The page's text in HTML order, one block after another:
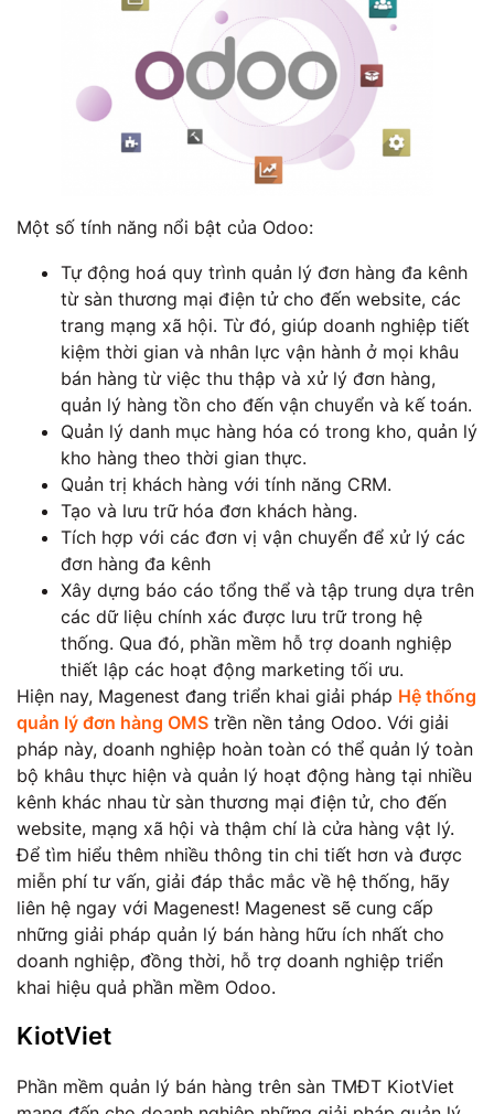
Một số tính năng nổi bật của Odoo:
Tự động hoá quy trình quản lý đơn hàng đa kênh
từ sàn thương mại điện tử cho đến website, các
trang mạng xã hội. Từ đó, giúp doanh nghiệp tiết
kiệm thời gian và nhân lực vận hành ở mọi khâu
bán hàng từ việc thu thập và xử lý đơn hàng,
quản lý hàng tồn cho đến vận chuyển và kế toán.
Quản lý danh mục hàng hóa có trong kho, quản lý
kho hàng theo thời gian thực.
Quản trị khách hàng với tính năng CRM.
Tạo và lưu trữ hóa đơn khách hàng.
Tích hợp với các đơn vị vận chuyển để xử lý các
đơn hàng đa kênh
Xây dựng báo cáo tổng thể và tập trung dựa trên
các dữ liệu chính xác được lưu trữ trong hệ
thống. Qua đó, phần mềm hỗ trợ doanh nghiệp
thiết lập các hoạt động marketing tối ưu.
Hiện nay, Magenest đang triển khai giải pháp Hệ thống
quản lý đơn hàng OMS trền nền tảng Odoo. Với giải
pháp này, doanh nghiệp hoàn toàn có thể quản lý toàn
bộ khâu thực hiện và quản lý hoạt động hàng tại nhiều
kênh khác nhau từ sàn thương mại điện tử, cho đến
website, mạng xã hội và thậm chí là cửa hàng vật lý.
Để tìm hiểu thêm nhiều thông tin chi tiết hơn và được
miễn phí tư vấn, giải đáp thắc mắc về hệ thống, hãy
liên hệ ngay với Magenest! Magenest sẽ cung cấp
những giải pháp quản lý bán hàng hữu ích nhất cho
doanh nghiệp, đồng thời, hỗ trợ doanh nghiệp triển
khai hiệu quả phần mềm Odoo.
KiotViet
Phần mềm quản lý bán hàng trên sàn TMĐT KiotViet